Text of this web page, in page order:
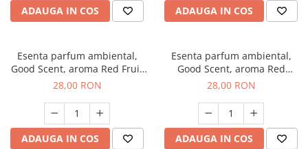
ADAUGA IN COS ADAUGA IN COS
Esenta parfum ambiental,
Good Scent, aroma Red Fruit
Bubble, 20 g
28,00 RON
ADAUGA IN COS
Esenta parfum ambiental,
Good Scent, aroma Red
Grapes, 20 g
28,00 RON
ADAUGA IN COS